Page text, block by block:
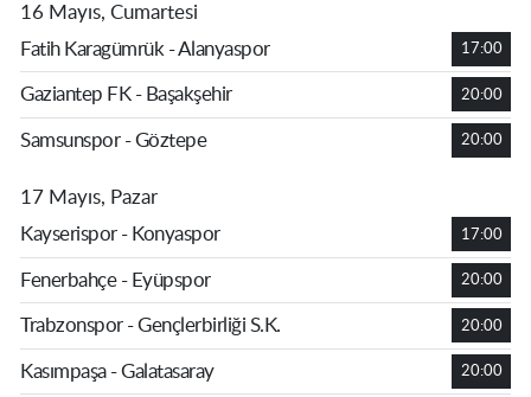
16 Mayıs, Cumartesi
Fatih Karagümrük - Alanyaspor
17:00
Gaziantep FK - Başakşehir 20:00
Samsunspor - Göztepe 20:00
17 Mayıs, Pazar
Kayserispor - Konyaspor
17:00
Fenerbahçe - Eyüpspor 20:00
Trabzonspor - Gençlerbirliği S.K. 20:00
Kasımpaşa - Galatasaray 20:00